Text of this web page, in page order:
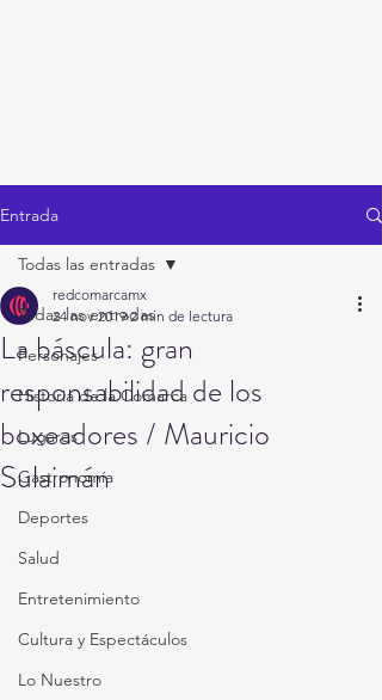
Entrada
Todas las entradas
Personajes
Historia de la Comarca
Lugares
Gastronomía
Deportes
Salud
Entretenimiento
Cultura y Espectáculos
Lo Nuestro
Todas las entradas
La báscula: gran
responsabilidad de los
boxeadores / Mauricio
Sulaimán
redcomarcamx
24 nov 2019 2 min de lectura